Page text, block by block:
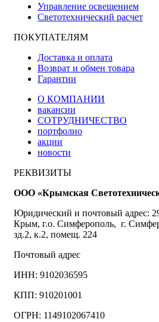
Управление освещением
Светотехнический расчет
ПОКУПАТЕЛЯМ
Доставка и оплата
Возврат и обмен товара
Гарантии
О КОМПАНИИ
вакансии
СОТРУДНИЧЕСТВО
портфолио
акции
новости
РЕКВИЗИТЫ
ООО «Крымская
Юридический и почтовый адрес:
Крым, г.о. Симферополь, г.
зд.2, к.2, помещ. 224
Почтовый адрес
ИНН: 9102036595
КПП: 910201001
ОГРН: 1149102067410